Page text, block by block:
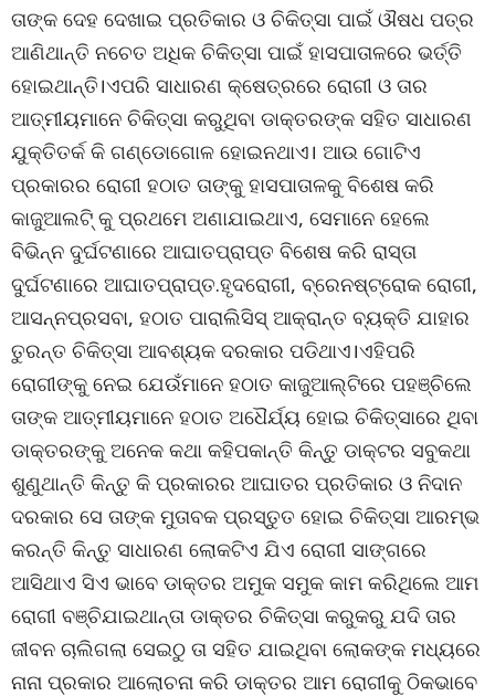
ତାଙ୍କ ଦେହ ଦେଖାଇ ପ୍ରତିକାର ଓ ଚିକିତ୍ସା ପାଇଁ ଔଷଧ ପତ୍ର
ଆଣିଥାନ୍ତି ନଚେତ ଅଧିକ ଚିକିତ୍ସା ପାଇଁ ହାସପାତାଳରେ ଭର୍ତ୍ତି
ହୋଇଥାନ୍ତି।ଏପରି ସାଧାରଣ କ୍ଷେତ୍ରରେ ରୋଗୀ ଓ ତାର
ଆତ୍ମୀୟମାନେ ଚିକିତ୍ସା କରୁଥିବା ଡାକ୍ତରଙ୍କ ସହିତ ସାଧାରଣ
ଯୁକ୍ତିତର୍କ କି ଗଣ୍ଡୋଗୋଳ ହୋଇନଥାଏ। ଆଉ ଗୋଟିଏ
ପ୍ରକାରର ରୋଗୀ ହଠାତ ତାଙ୍କୁ ହାସପାତାଳକୁ ବିଶେଷ କରି
କାଜୁଆଲଟି୍ କୁ ପ୍ରଥମେ ଅଣାଯାଇଥାଏ, ସେମାନେ ହେଲେ
ବିଭିନ୍ନ ଦୁର୍ଘଟଣାରେ ଆଘାତପ୍ରାପ୍ତ ବିଶେଷ କରି ରାସ୍ତା
ଦୁର୍ଘଟଣାରେ ଆଘାତପ୍ରାପ୍ତ.ହୃଦରୋଗୀ, ବ୍ରେନଷ୍ଟ୍ରୋକ ରୋଗୀ,
ଆସନ୍ନପ୍ରସବା, ହଠାତ ପାରାଲିସିସ୍ ଆକ୍ରାନ୍ତ ବ୍ୟକ୍ତି ଯାହାର
ତୁରନ୍ତ ଚିକିତ୍ସା ଆବଶ୍ୟକ ଦରକାର ପଡିଥାଏ।ଏହିପରି
ରୋଗୀଙ୍କୁ ନେଇ ଯେଉଁମାନେ ହଠାତ କାଜୁଆଲ୍ଟିରେ ପହଞ୍ଚିଲେ
ତାଙ୍କ ଆତ୍ମୀୟମାନେ ହଠାତ ଅଧୈର୍ଯ୍ୟ ହୋଇ ଚିକିତ୍ସାରେ ଥିବା
ଡାକ୍ତରଙ୍କୁ ଅନେକ କଥା କହିପକାନ୍ତି କିନ୍ତୁ ଡାକ୍ଟର ସବୁକଥା
ଶୁଣୁଥାନ୍ତି କିନ୍ତୁ କି ପ୍ରକାରର ଆଘାତର ପ୍ରତିକାର ଓ ନିଦାନ
ଦରକାର ସେ ତାଙ୍କ ମୁତାବକ ପ୍ରସ୍ତୁତ ହୋଇ ଚିକିତ୍ସା ଆରମ୍ଭ
କରନ୍ତି କିନ୍ତୁ ସାଧାରଣ ଲୋକଟିଏ ଯିଏ ରୋଗୀ ସାଙ୍ଗରେ
ଆସିଥାଏ ସିଏ ଭାବେ ଡାକ୍ତର ଅମୁକ ସମୁକ କାମ କରିଥିଲେ ଆମ
ରୋଗୀ ବଞ୍ଚିଯାଇଥାନ୍ତା ଡାକ୍ତର ଚିକିତ୍ସା କରୁକରୁ ଯଦି ତାର
ଜୀବନ ଚାଲିଗଲା ସେଇଠୁ ତା ସହିତ ଯାଇଥିବା ଲୋକଙ୍କ ମଧ୍ୟରେ
ନାନା ପ୍ରକାର ଆଲୋଚନା କରି ଡାକ୍ତର ଆମ ରୋଗୀକୁ ଠିକଭାବେ